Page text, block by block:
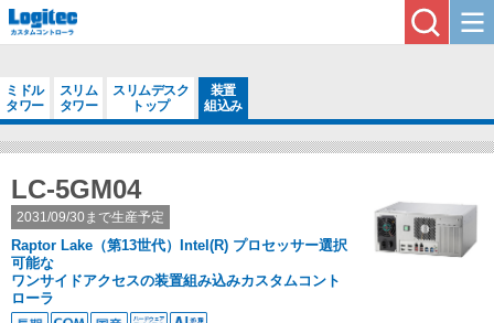
ミドル
タワー
スリム
タワー
スリムデスク
トップ
装置
組込み
LC-5GM04
2031/09/30まで生産予定
Raptor Lake（第13世代）Intel(R) プロセッサー選択
可能な
ワンサイドアクセスの装置組み込みカスタムコント
ローラ